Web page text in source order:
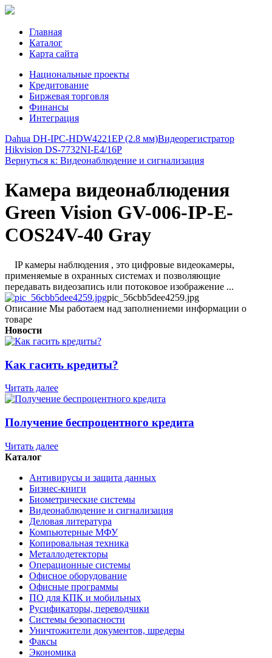
Главная
Каталог
Карта сайта
Национальные проекты
Кредитование
Биржевая торговля
Финансы
Интеграция
Dahua DH-IPC-HDW4221EP (2.8 мм)Видеорегистратор
Hikvision DS-7732NI-E4/16P
Вернуться к: Видеонаблюдение и сигнализация
Камера видеонаблюдения
Green Vision GV-006-IP-E-
COS24V-40 Gray
IP камеры наблюдения , это цифровые видеокамеры,
применяемые в охранных системах и позволяющие
передавать видеозапись или потоковое изображение ...
pic_56cbb5dee4259.jpg
Описание Мы работаем над заполнениеми информации о
товаре
Новости
Как гасить кредиты?
Читать далее
Получение беспроцентного кредита
Читать далее
Каталог
Антивирусы и защита данных
Бизнес-книги
Биометрические системы
Видеонаблюдение и сигнализация
Деловая литература
Компьютерные МФУ
Копировальная техника
Металлодетекторы
Операционные системы
Офисное оборудование
Офисные программы
ПО для КПК и мобильных
Русификаторы, переводчики
Системы безопасности
Уничтожители документов, шредеры
Факсы
Экономика